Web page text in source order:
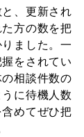
、更新され
方の数を把
ました。一
をされてい
相談件数の
に待機人数
めてぜひ把